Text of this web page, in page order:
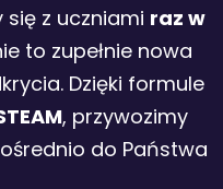
się z uczniami raz w
to zupełnie nowa
Dzięki formule
, przywozimy
do Państwa